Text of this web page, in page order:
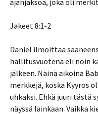
ajanjaksoa, joka oli
Jakeet 8:1-2
Daniel ilmoittaa
hallitusvuotena eli noin
jälkeen. Näinä aikoina
merkkejä, koska Kyyros
uhkaksi. Ehkä juuri tästä
näyssä lainkaan. Vaikka